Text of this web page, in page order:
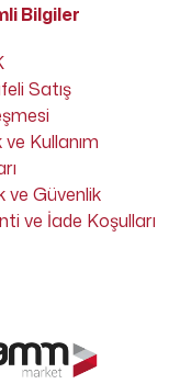
Bilgiler
Satış
ve Kullanım
ve Güvenlik
ve İade Koşulları